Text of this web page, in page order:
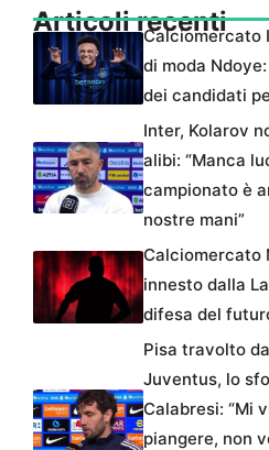
Articoli recenti
Calciomercato
di moda
dei candidati
Inter, Kolarov
alibi: “Manca
campionato è
nostre mani”
Calciomercato
innesto dalla
difesa del
Pisa travolto
Juventus, lo
Calabresi: “Mi
piangere, non